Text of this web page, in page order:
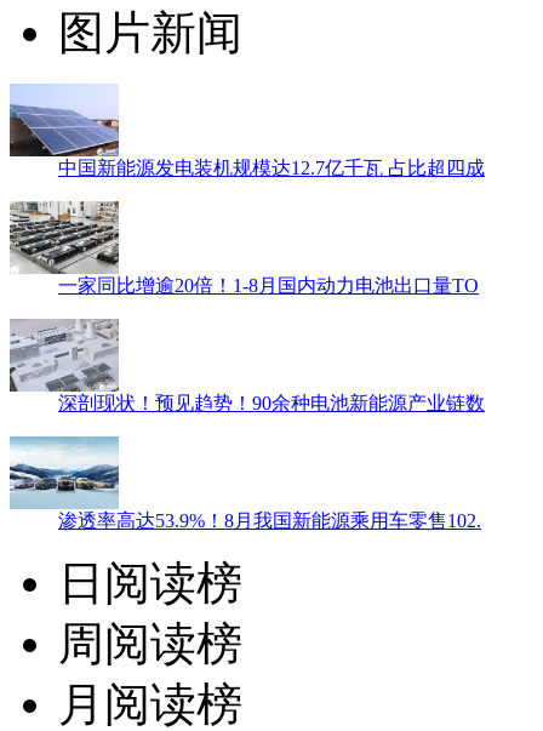
图片新闻
中国新能源发电装机规模达12.7亿千瓦 占比超四成
一家同比增逾20倍！1-8月国内动力电池出口量TO
深剖现状！预见趋势！90余种电池新能源产业链数
渗透率高达53.9%！8月我国新能源乘用车零售102.
日阅读榜
周阅读榜
月阅读榜